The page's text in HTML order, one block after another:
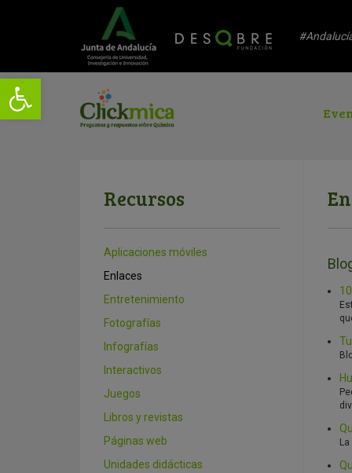
Recursos
Aplicaciones móviles
Enlaces
Entretenimiento
Fotografías
Infografías
Interactivos
Juegos
Libros y revistas
Páginas web
Unidades didácticas